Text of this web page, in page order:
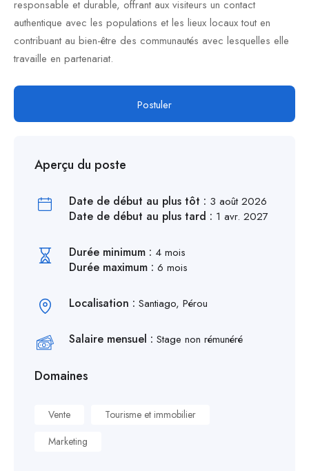
responsable et durable, offrant aux visiteurs un contact
authentique avec les populations et les lieux locaux tout en
contribuant au bien-être des communautés avec lesquelles elle
travaille en partenariat.
Postuler
Aperçu du poste
Date de début au plus tôt : 3 août 2026
Date de début au plus tard : 1 avr. 2027
Durée minimum : 4 mois
Durée maximum : 6 mois
Localisation : Santiago, Pérou
Salaire mensuel : Stage non rémunéré
Domaines
Vente
Tourisme et immobilier
Marketing